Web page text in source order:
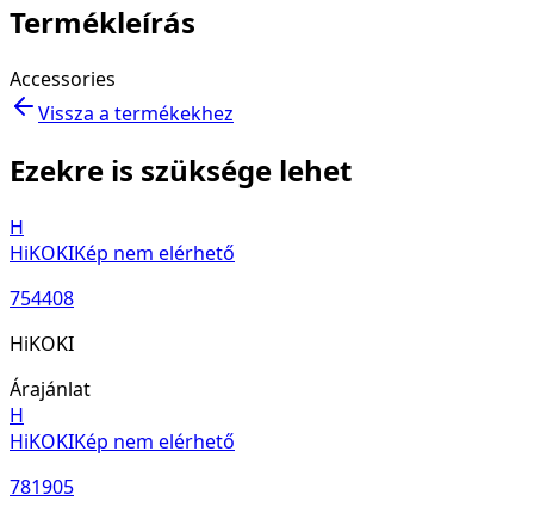
Termékleírás
Accessories
Vissza a termékekhez
Ezekre is szüksége lehet
H
HiKOKIKép nem elérhető
754408
HiKOKI
Árajánlat
H
HiKOKIKép nem elérhető
781905